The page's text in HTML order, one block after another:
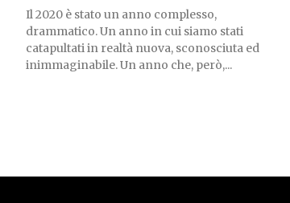
Il 2020 è stato un anno complesso,
drammatico. Un anno in cui siamo stati
catapultati in realtà nuova, sconosciuta ed
inimmaginabile. Un anno che, però,...